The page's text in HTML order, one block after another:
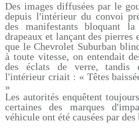
Des images diffusées par le
depuis l'intérieur du convoi
des manifestants bloquant
drapeaux et lançant des pierres
que le Chevrolet Suburban
à toute vitesse, on entendait
des éclats de verre, tandis
l'intérieur criait : « Têtes
»
Les autorités enquêtent
certaines des marques
véhicule ont été causées par des